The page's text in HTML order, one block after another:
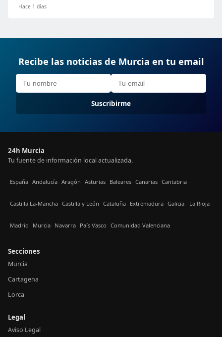
Hace 1 días
Recibe las noticias de Murcia en tu email
Suscribirme
24h Murcia
Tu fuente de información local actualizada.
España Andalucía Aragón Asturias Baleares Canarias Cantabria
Castilla La-Mancha Castilla y León Cataluña Extremadura Galicia La Rioja
Madrid Murcia Navarra País Vasco Comunidad Valenciana
Secciones
Murcia
Cartagena
Lorca
Legal
Aviso Legal